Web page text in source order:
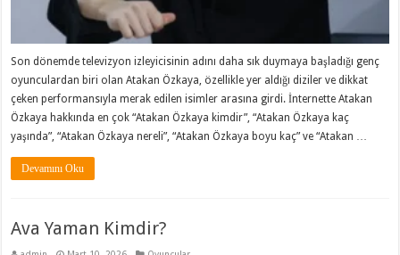
Son dönemde televizyon izleyicisinin adını daha sık duymaya başladığı genç
oyunculardan biri olan Atakan Özkaya, özellikle yer aldığı diziler ve dikkat
çeken performansıyla merak edilen isimler arasına girdi. İnternette Atakan
Özkaya hakkında en çok “Atakan Özkaya kimdir”, “Atakan Özkaya kaç
yaşında”, “Atakan Özkaya nereli”, “Atakan Özkaya boyu kaç” ve “Atakan …
Devamını Oku
Ava Yaman Kimdir?